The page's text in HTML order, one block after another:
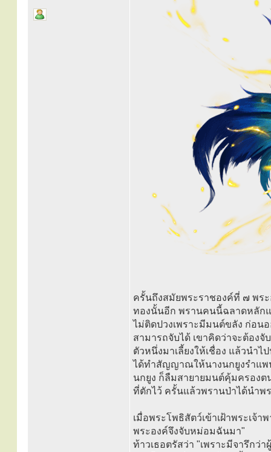
ครั้นถึงสมัยพระราชองค์ที่ ๗ พร
ทองนั้นอีก พรานคนนี้ฉลาดหลัก
ไม่ติดปวงเพราะมีมนต์ขลัง ก่อน
สามารถจับได้ เขาคิดว่าจะต้อง
ตัวหนึ่งมาเลี้ยงให้เชื่อง แล้วนำไ
ได้ทำสัญญาณให้นางนกยูงรำแพน
นกยูง ก็ลืมสายายมนต์คุ้มครองต
ที่ตักไว้ ครั้นแล้วพรานป่าได้นำพ
เมื่อพระโพธิสัตว์เข้าเฝ้าพระเจ้
พระองค์จึงจับหม่อมฉันมา"
ท้าวเธอตรัสว่า "เพราะมีจารึกว่